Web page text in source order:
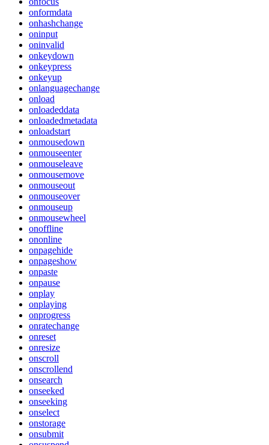
onformdata
onhashchange
oninput
oninvalid
onkeydown
onkeypress
onkeyup
onlanguagechange
onload
onloadeddata
onloadedmetadata
onloadstart
onmousedown
onmouseenter
onmouseleave
onmousemove
onmouseout
onmouseover
onmouseup
onmousewheel
onoffline
ononline
onpagehide
onpageshow
onpaste
onpause
onplay
onplaying
onprogress
onratechange
onreset
onresize
onscroll
onscrollend
onsearch
onseeked
onseeking
onselect
onstorage
onsubmit